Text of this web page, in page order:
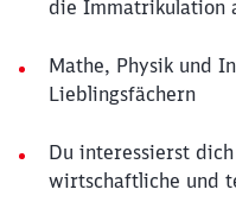
die Immatrikulation
Mathe, Physik und
Lieblingsfächern
Du interessierst
wirtschaftliche und